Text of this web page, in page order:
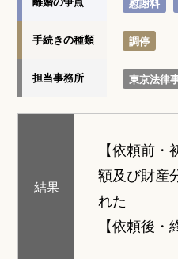
手続きの種類 調停
担当事務所 東京法律
結果
【依頼前・
額及び財産
れた
【依頼後・